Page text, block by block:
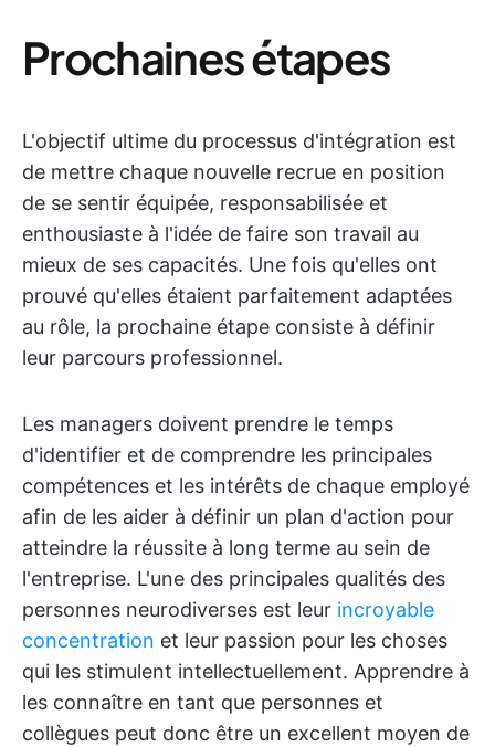
Prochaines étapes
L'objectif ultime du processus d'intégration est
de mettre chaque nouvelle recrue en position
de se sentir équipée, responsabilisée et
enthousiaste à l'idée de faire son travail au
mieux de ses capacités. Une fois qu'elles ont
prouvé qu'elles étaient parfaitement adaptées
au rôle, la prochaine étape consiste à définir
leur parcours professionnel.
Les managers doivent prendre le temps
d'identifier et de comprendre les principales
compétences et les intérêts de chaque employé
afin de les aider à définir un plan d'action pour
atteindre la réussite à long terme au sein de
l'entreprise. L'une des principales qualités des
personnes neurodiverses est leur incroyable
concentration et leur passion pour les choses
qui les stimulent intellectuellement. Apprendre à
les connaître en tant que personnes et
collègues peut donc être un excellent moyen de